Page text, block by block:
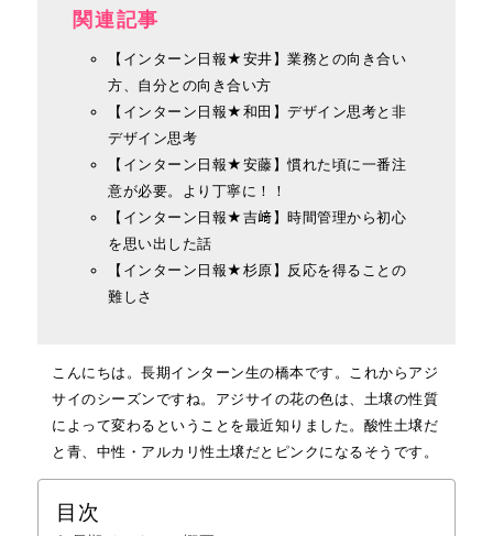
関連記事
【インターン日報★安井】業務との向き合い
方、自分との向き合い方
【インターン日報★和田】デザイン思考と非
デザイン思考
【インターン日報★安藤】慣れた頃に一番注
意が必要。より丁寧に！！
【インターン日報★吉﨑】時間管理から初心
を思い出した話
【インターン日報★杉原】反応を得ることの
難しさ
こんにちは。長期インターン生の橋本です。これからアジ
サイのシーズンですね。アジサイの花の色は、土壌の性質
によって変わるということを最近知りました。酸性土壌だ
と青、中性・アルカリ性土壌だとピンクになるそうです。
目次